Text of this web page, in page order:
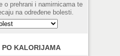
o prehrani i namirnicama te
na određene bolesti.
PO KALORIJAMA